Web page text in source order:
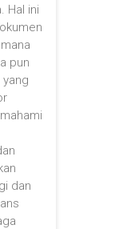
Hal ini
pun
dan